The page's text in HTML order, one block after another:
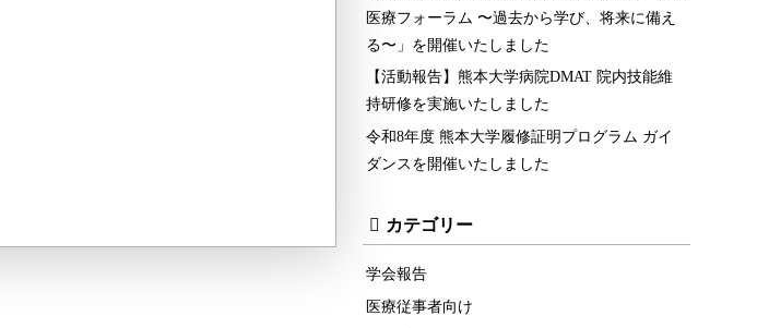
医療フォーラム 〜過去から学び、将来に備え
る〜」を開催いたしました
【活動報告】熊本大学病院DMAT 院内技能維
持研修を実施いたしました
令和8年度 熊本大学履修証明プログラム ガイ
ダンスを開催いたしました
カテゴリー
学会報告
医療従事者向け